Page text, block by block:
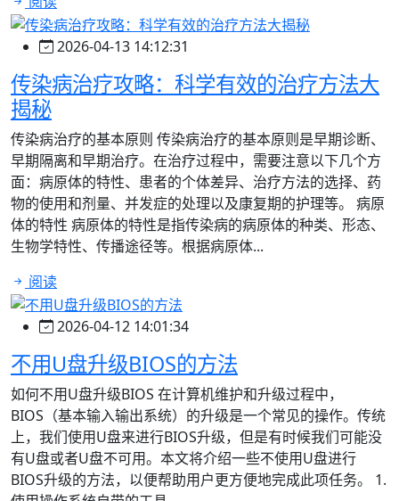
2026-04-13 14:12:31
传染病治疗攻略：科学有效的治疗方法大
揭秘
传染病治疗的基本原则 传染病治疗的基本原则是早期诊断、
早期隔离和早期治疗。在治疗过程中，需要注意以下几个方
面：病原体的特性、患者的个体差异、治疗方法的选择、药
物的使用和剂量、并发症的处理以及康复期的护理等。 病原
体的特性 病原体的特性是指传染病的病原体的种类、形态、
生物学特性、传播途径等。根据病原体...
阅读
2026-04-12 14:01:34
不用U盘升级BIOS的方法
如何不用U盘升级BIOS 在计算机维护和升级过程中，
BIOS（基本输入输出系统）的升级是一个常见的操作。传统
上，我们使用U盘来进行BIOS升级，但是有时候我们可能没
有U盘或者U盘不可用。本文将介绍一些不使用U盘进行
BIOS升级的方法，以便帮助用户更方便地完成此项任务。 1.